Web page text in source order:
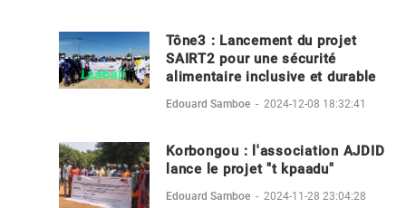
Tône3 : Lancement du projet
SAIRT2 pour une sécurité
alimentaire inclusive et durable
Edouard Samboe - 2024-12-08 18:32:41
Korbongou : l'association AJDID
lance le projet "t kpaadu"
Edouard Samboe - 2024-11-28 23:04:28